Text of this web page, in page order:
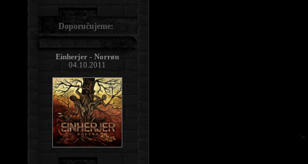
Doporučujeme:
Einherjer - Norrøn
04.10.2011